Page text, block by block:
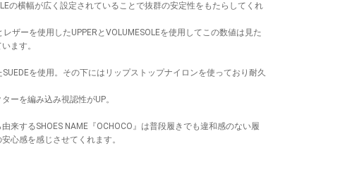
の横幅が広く設定されていることで抜群の安定性をもたらしてくれ
ザーを使用したUPPERとVOLUMESOLEを使用してこの数値は見た
ます。
SUEDEを使用。その下にはリップストップナイロンを使っており耐久
ーを編み込み視認性がUP。
来するSHOES NAME『OCHOCO』は普段履きでも違和感のない履
心感を感じさせてくれます。